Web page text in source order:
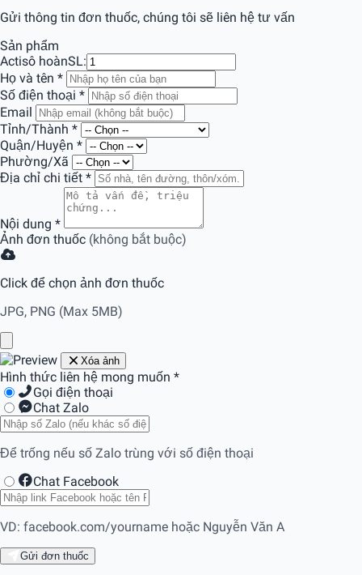
Gửi thông tin đơn thuốc, chúng tôi sẽ liên hệ tư vấn
Sản phẩm
Actisô hoànSL:
Họ và tên *
Số điện thoại *
Email
Tỉnh/Thành *
Quận/Huyện *
Phường/Xã
Địa chỉ chi tiết *
Nội dung *
Ảnh đơn thuốc (không bắt buộc)
Click để chọn ảnh đơn thuốc
JPG, PNG (Max 5MB)
Xóa ảnh
Hình thức liên hệ mong muốn *
Gọi điện thoại
Chat Zalo
Để trống nếu số Zalo trùng với số điện thoại
Chat Facebook
VD: facebook.com/yourname hoặc Nguyễn Văn A
Gửi đơn thuốc